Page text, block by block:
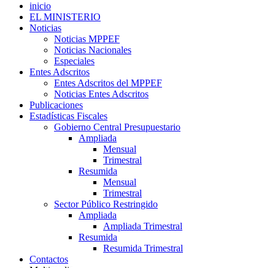
inicio
EL MINISTERIO
Noticias
Noticias MPPEF
Noticias Nacionales
Especiales
Entes Adscritos
Entes Adscritos del MPPEF
Noticias Entes Adscritos
Publicaciones
Estadísticas Fiscales
Gobierno Central Presupuestario
Ampliada
Mensual
Trimestral
Resumida
Mensual
Trimestral
Sector Público Restringido
Ampliada
Ampliada Trimestral
Resumida
Resumida Trimestral
Contactos